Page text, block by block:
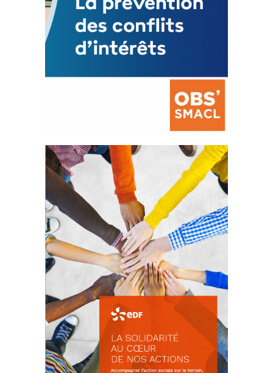
La prévention des conflits
d’intérêts
18 septembre 2023
FEUILLETER